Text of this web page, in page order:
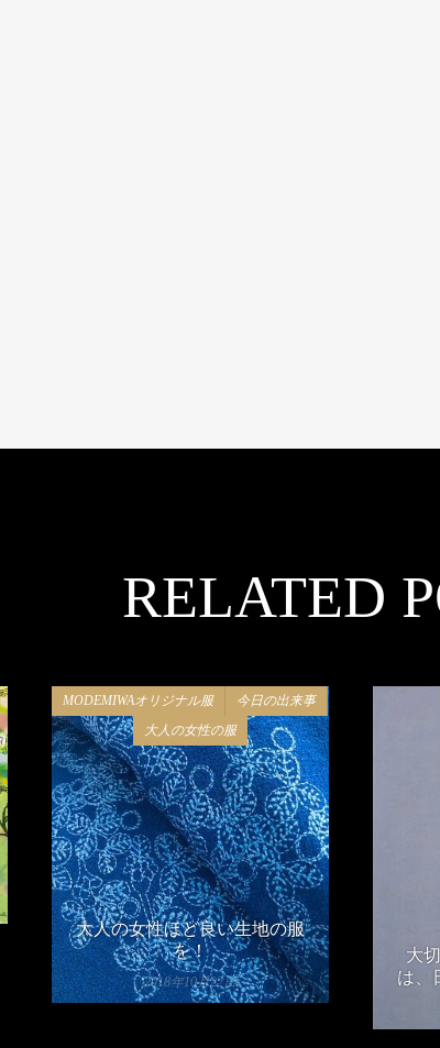
RELATED
MODEMIWAオリジナル服
今日の出来事
大人の女性の服
大人の女性ほど良い生地の服
を！
2018年10月22日
大
は、